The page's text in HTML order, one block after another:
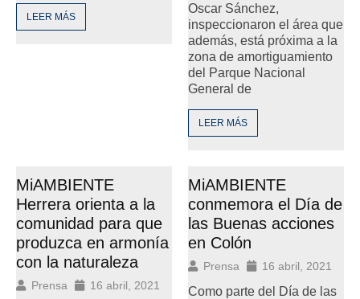
LEER MÁS
Oscar Sánchez,
inspeccionaron el área que
además, está próxima a la
zona de amortiguamiento
del Parque Nacional
General de
LEER MÁS
MiAMBIENTE
Herrera orienta a la
comunidad para que
produzca en armonía
con la naturaleza
Prensa 16 abril, 2021
MiAMBIENTE
conmemora el Día de
las Buenas acciones
en Colón
Prensa 16 abril, 2021
Como parte del Día de las